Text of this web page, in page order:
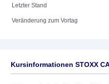
Letzter Stand
Veränderung zum Vortag
Kursinformationen STOXX